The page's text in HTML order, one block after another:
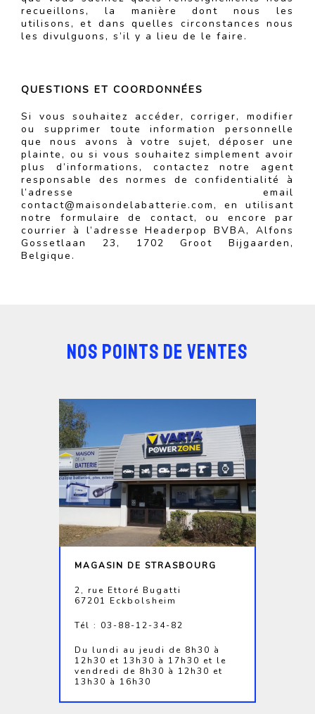
recueillons, la manière dont nous les
utilisons, et dans quelles circonstances nous
les divulguons, s’il y a lieu de le faire.
QUESTIONS ET COORDONNÉES
Si vous souhaitez accéder, corriger, modifier
ou supprimer toute information personnelle
que nous avons à votre sujet, déposer une
plainte, ou si vous souhaitez simplement avoir
plus d’informations, contactez notre agent
responsable des normes de confidentialité à
l’adresse email
contact@maisondelabatterie.com, en utilisant
notre formulaire de contact, ou encore par
courrier à l’adresse Headerpop BVBA, Alfons
Gossetlaan 23, 1702 Groot Bijgaarden,
Belgique.
NOS POINTS DE VENTES
MAGASIN DE STRASBOURG
2, rue Ettoré Bugatti
67201 Eckbolsheim
Tél : 03-88-12-34-82
Du lundi au jeudi de 8h30 à
12h30 et 13h30 à 17h30 et le
vendredi de 8h30 à 12h30 et
13h30 à 16h30